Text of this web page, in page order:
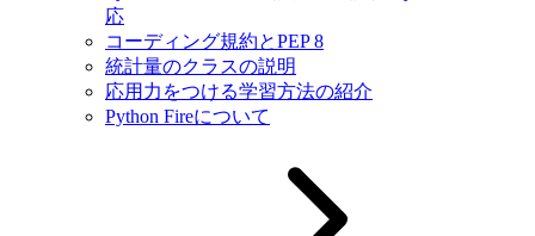
応
コーディング規約とPEP 8
統計量のクラスの説明
応用力をつける学習方法の紹介
Python Fireについて